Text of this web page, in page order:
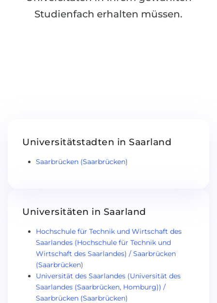
Interessenkarte-Test
RIASEC-Test
Ukraine
Studienfach erhalten müssen.
Universitätstadten in Saarland
Saarbrücken (Saarbrücken)
Universitäten in Saarland
Hochschule für Technik und Wirtschaft des
Saarlandes (Hochschule für Technik und
Wirtschaft des Saarlandes) / Saarbrücken
(Saarbrücken)
Universität des Saarlandes (Universität des
Saarlandes (Saarbrücken, Homburg)) /
Saarbrücken (Saarbrücken)